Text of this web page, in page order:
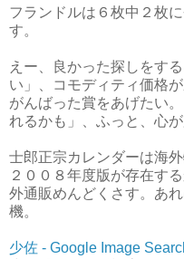
フランドルは６枚中２枚
す。
えー、良かった探しをす
い」、コモディティ価格
がんばった賞をあげたい
れるかも」、ふっと、心
士郎正宗カレンダーは海
２００８年度版が存在す
外通販めんどくさす。あ
機。
少佐 - Google Image